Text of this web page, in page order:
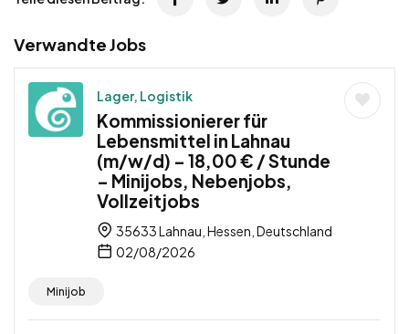
Verwandte Jobs
Lager, Logistik
Kommissionierer für
Lebensmittel in Lahnau
(m/w/d) – 18,00 € / Stunde
– Minijobs, Nebenjobs,
Vollzeitjobs
35633 Lahnau, Hessen, Deutschland
02/08/2026
Minijob